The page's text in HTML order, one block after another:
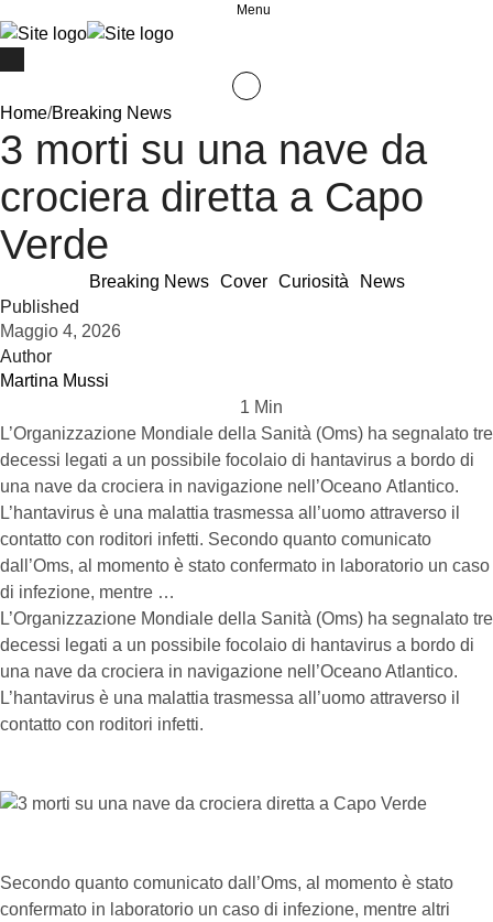
Menu
Home/Breaking News
3 morti su una nave da
crociera diretta a Capo
Verde
Breaking News Cover Curiosità
News
Published
Maggio 4, 2026
Author
Martina Mussi
1 Min
L’Organizzazione Mondiale della Sanità (Oms) ha segnalato tre
decessi legati a un possibile focolaio di hantavirus a bordo di
una nave da crociera in navigazione nell’Oceano Atlantico.
L’hantavirus è una malattia trasmessa all’uomo attraverso il
contatto con roditori infetti. Secondo quanto comunicato
dall’Oms, al momento è stato confermato in laboratorio un caso
di infezione, mentre …
L’Organizzazione Mondiale della Sanità (Oms) ha segnalato tre
decessi legati a un possibile focolaio di hantavirus a bordo di
una nave da crociera in navigazione nell’Oceano Atlantico.
L’hantavirus è una malattia trasmessa all’uomo attraverso il
contatto con roditori infetti.
Secondo quanto comunicato dall’Oms, al momento è stato
confermato in laboratorio un caso di infezione, mentre altri